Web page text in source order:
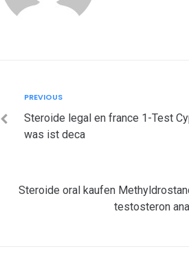
navigation
Previous
PREVIOUS
Steroide legal en france 1-Test
was ist deca
Steroide oral kaufen
testosteron